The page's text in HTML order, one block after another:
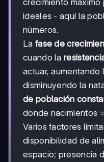
ideales - aquí la
números.
La fase de
cuando la
actuar, aumentando
disminuyendo la
de población
donde nacimientos
Varios factores
disponibilidad de
espacio; presencia